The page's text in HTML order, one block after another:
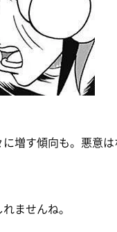
増す傾向も。悪意は
ませんね。